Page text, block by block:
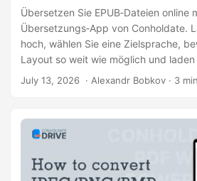
Übersetzen Sie EPUB‑Dateien online
Übersetzungs‑App von Conholdate.
hoch, wählen Sie eine Zielsprache,
Layout so weit wie möglich und
Datei direkt im Browser herunter.
July 13, 2026 ‎ · Alexandr Bobkov · 3 min